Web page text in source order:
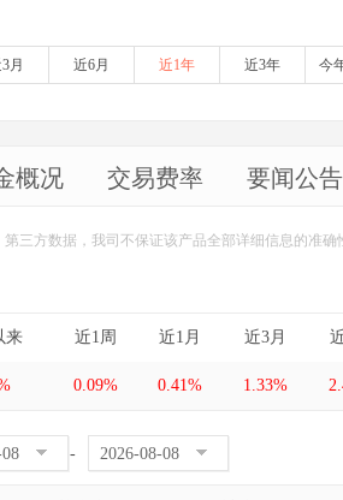
月 近6月 近1年 近3年 今
概况 交易费率 要闻公告
第三方数据，我司不保证该产品全部详细信息的准
来 近1周 近1月 近3月
0.09% 0.41% 1.33%
-